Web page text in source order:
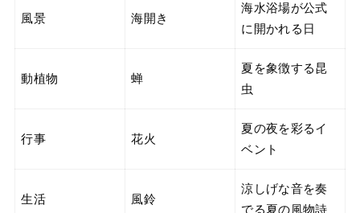
風景 海開き
海水浴場が公式
に開かれる日
動植物 蝉
夏を象徴する昆
虫
行事 花火
夏の夜を彩るイ
ベント
生活 風鈴
涼しげな音を奏
でる夏の風物詩